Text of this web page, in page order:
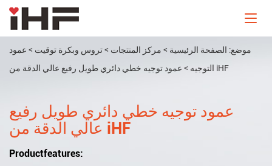
موضع: الصفحة الرئيسية > مركز المنتجات >تروس وبكرة توقيت > عمود
التوجيه > عمود توجيه خطي دائري طويل رفيع عالي الدقة من iHF
عمود توجيه خطي دائري طويل رفيع
عالي الدقة من iHF
Productfeatures: